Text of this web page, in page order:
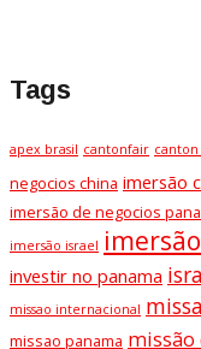
Tags
apex brasil cantonfair
negocios china imersão
imersão de negocios
imersão israel
investir no panama
missao internacional
missao panama missão